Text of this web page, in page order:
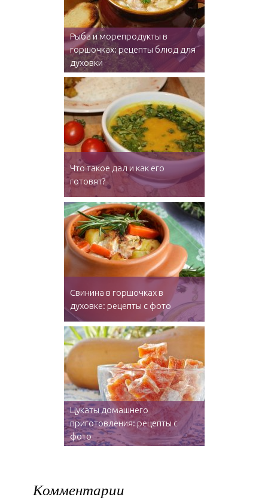
Рыба и морепродукты в
горшочках: рецепты блюд для
духовки
Что такое дал и как его
готовят?
Свинина в горшочках в
духовке: рецепты с фото
Цукаты домашнего
приготовления: рецепты с
фото
Комментарии